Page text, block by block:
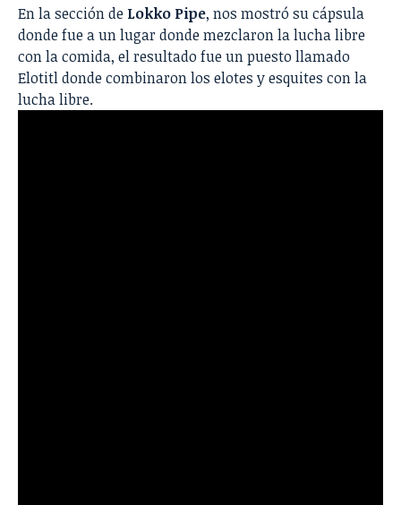
En la sección de Lokko Pipe, nos mostró su cápsula
donde fue a un lugar donde mezclaron la lucha libre
con la comida, el resultado fue un puesto llamado
Elotitl donde combinaron los elotes y esquites con la
lucha libre.